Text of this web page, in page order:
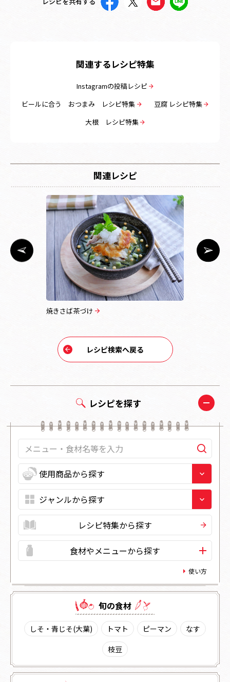
レシピを探す
レシピ特集から探す
食材やメニューから探す
使い方
旬の⾷材
しそ・青じそ(大葉) トマト ピーマン
なす
枝豆
関連するレシピ特集
Instagramの投稿レシピ
ビールに合う おつまみ レシピ特集
豆腐 レシピ特集
大根 レシピ特集
関連レシピ
焼きさば茶づけ
レシピ検索へ戻る